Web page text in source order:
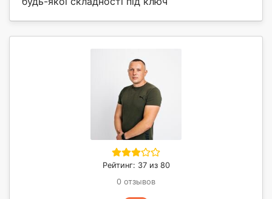
Рейтинг: 37 из 80
0 отзывов